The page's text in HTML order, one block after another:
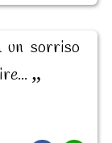
un sorriso